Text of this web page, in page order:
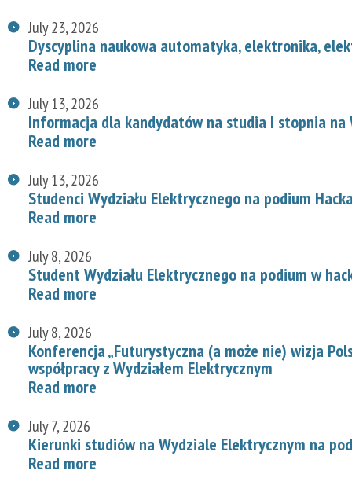
July 23, 2026
Dyscyplina naukowa automatyka, elektronika,
Read more
July 13, 2026
Informacja dla kandydatów na studia I stopnia na
Read more
July 13, 2026
Studenci Wydziału Elektrycznego na podium
Read more
July 8, 2026
Student Wydziału Elektrycznego na podium w
Read more
July 8, 2026
Konferencja „Futurystyczna (a może nie) wizja
współpracy z Wydziałem Elektrycznym
Read more
July 7, 2026
Kierunki studiów na Wydziale Elektrycznym na
Read more